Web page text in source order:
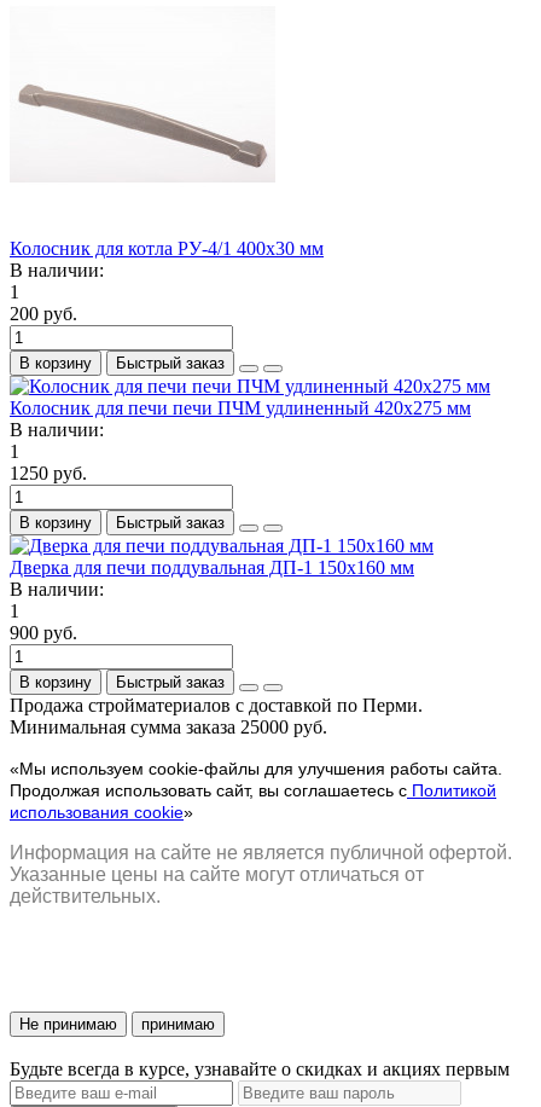
Колосник для котла РУ-4/1 400х30 мм
В наличии:
1
200 руб.
В корзину Быстрый заказ
Колосник для печи печи ПЧМ удлиненный 420х275 мм
В наличии:
1
1250 руб.
В корзину Быстрый заказ
Дверка для печи поддувальная ДП-1 150х160 мм
В наличии:
1
900 руб.
В корзину Быстрый заказ
Продажа стройматериалов с доставкой по Перми.
Минимальная сумма заказа 25000 руб.
«Мы используем cookie-файлы для улучшения работы сайта.
Продолжая использовать сайт, вы соглашаетесь с Политикой
использования cookie»
Информация на сайте не является публичной офертой.
Указанные цены на сайте могут отличаться от
действительных.
Не принимаю принимаю
Будьте всегда в курсе, узнавайте о скидках и акциях первым